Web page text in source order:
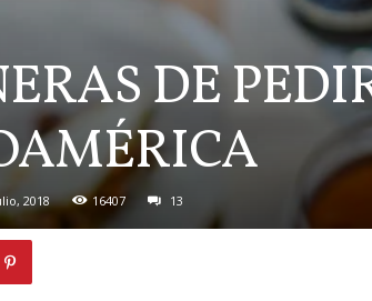
DE
2018 16407 13